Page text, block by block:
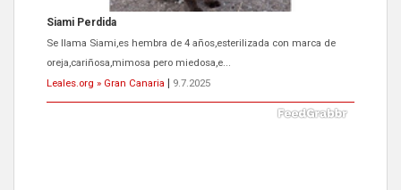
Siami Perdida
Se llama Siami,es hembra de 4 años,esterilizada con marca de
oreja,cariñosa,mimosa pero miedosa,e...
Leales.org » Gran Canaria
9.7.2025